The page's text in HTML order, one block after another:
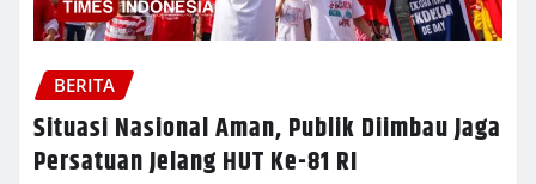
BERITA
Situasi Nasional Aman, Publik Diimbau Jaga
Persatuan Jelang HUT Ke-81 RI